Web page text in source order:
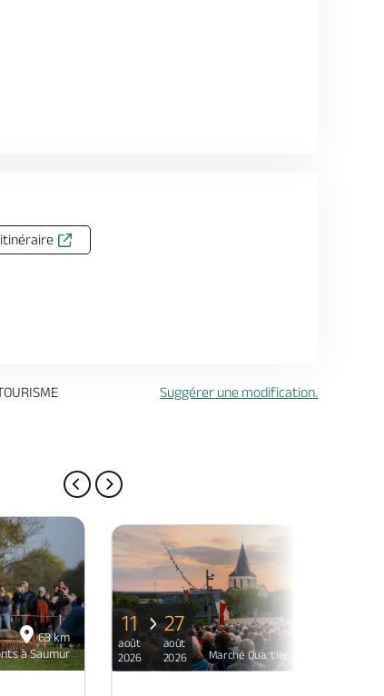
Suggérer une modification.
63 km
à Saumur
Marché Quartier des Ponts à Saumur
11
août
2026
27
août
2026